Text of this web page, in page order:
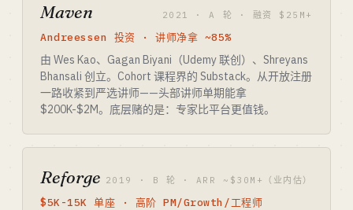
Maven 2021 · A 轮 · 融资 $25M+
Andreessen 投资 · 讲师净拿 ~85%
由 Wes Kao、Gagan Biyani（Udemy 联创）、Shreyans
Bhansali 创立。Cohort 课程界的 Substack。从开放注册
一路收紧到严选讲师——头部讲师单期能拿
$200K-$2M。底层赌的是：专家比平台更值钱。
Reforge 2019 · B 轮 · ARR ~$30M+（业内估）
$5K-15K 单座 · 高阶 PM/Growth/工程师